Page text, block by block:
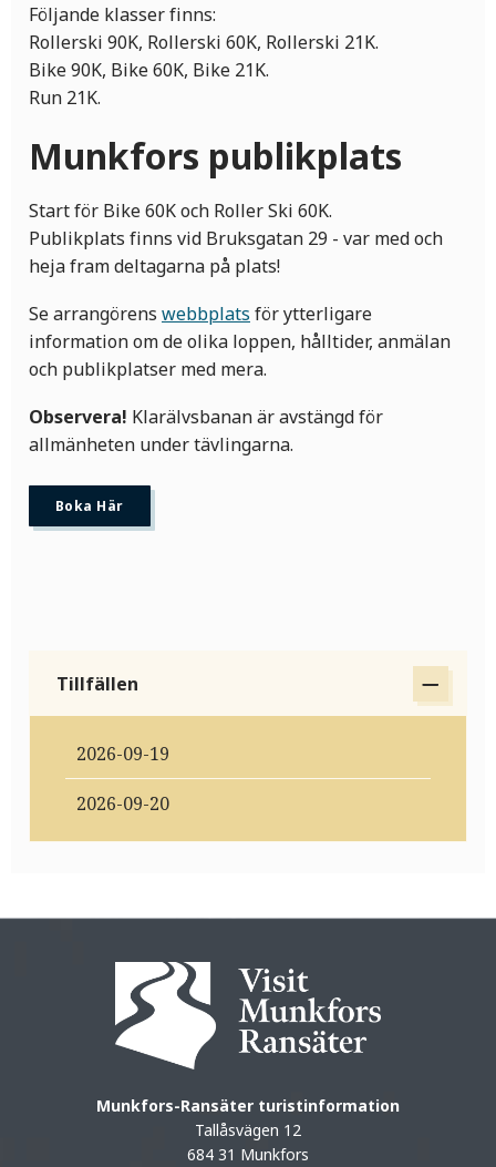
Följande klasser finns:
Rollerski 90K, Rollerski 60K, Rollerski 21K.
Bike 90K, Bike 60K, Bike 21K.
Run 21K.
Munkfors publikplats
Start för Bike 60K och Roller Ski 60K.
Publikplats finns vid Bruksgatan 29 - var med och
heja fram deltagarna på plats!
Se arrangörens webbplats för ytterligare
information om de olika loppen, hålltider, anmälan
och publikplatser med mera.
Observera! Klarälvsbanan är avstängd för
allmänheten under tävlingarna.
Boka Här
Tillfällen
2026-09-19
2026-09-20
Munkfors-Ransäter turistinformation
Tallåsvägen 12
684 31 Munkfors